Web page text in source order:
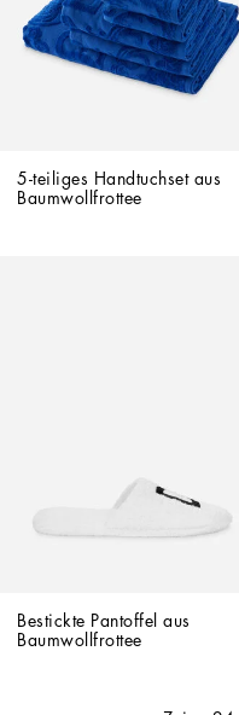
5-teiliges Handtuchset aus
Baumwollfrottee
Bestickte Pantoffel aus
Baumwollfrottee